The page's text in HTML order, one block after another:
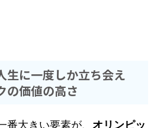
生に一度しか立ち会え
の価値の高さ
大きい要素が、 オリンピッ